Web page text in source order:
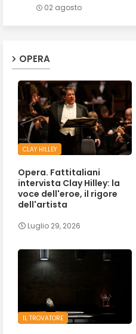
02 agosto
OPERA
CLAY HILLEY
Opera. Fattitaliani
intervista Clay Hilley: la
voce dell'eroe, il rigore
dell'artista
Luglio 29, 2026
IL TROVATORE